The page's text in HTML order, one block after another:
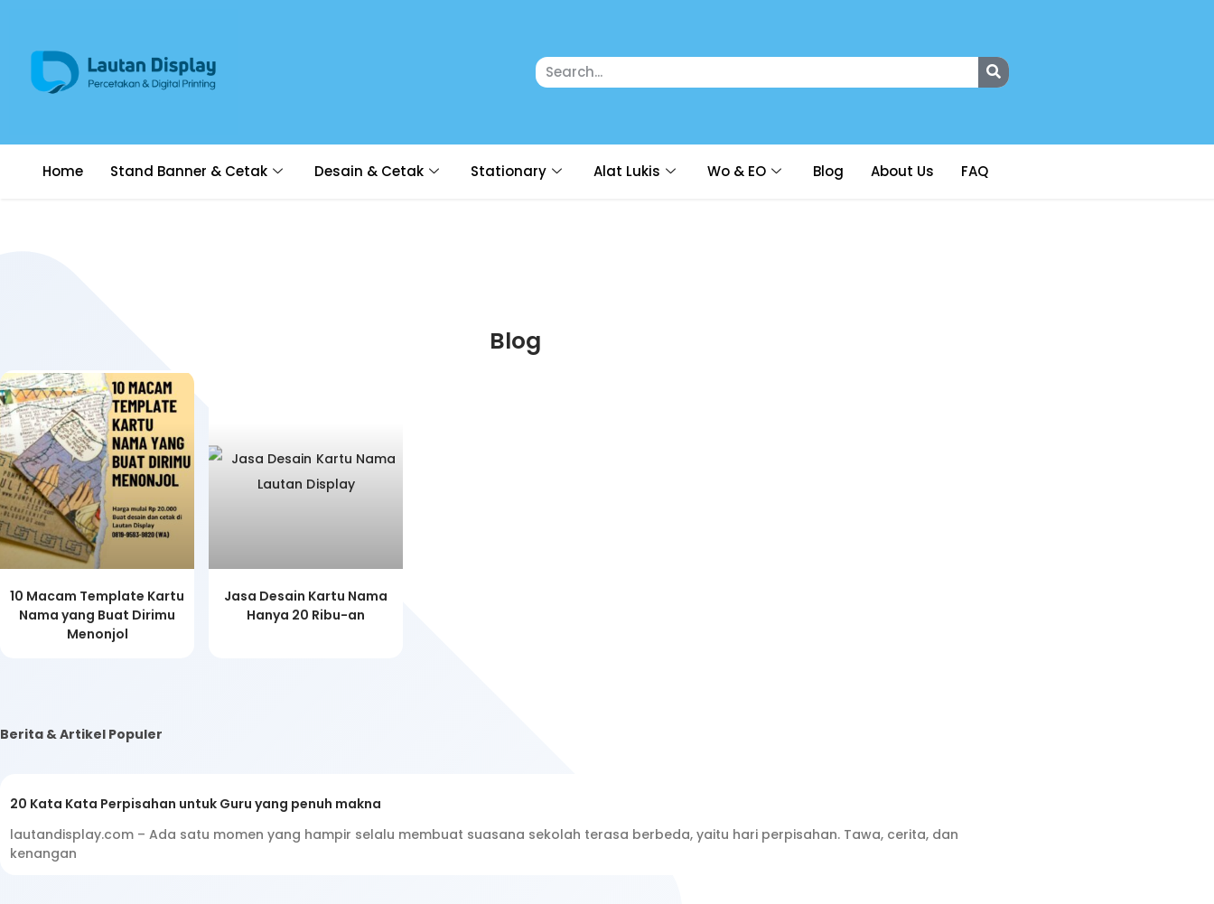
Home Stand Banner & Cetak Desain & Cetak Stationary Alat Lukis Wo & EO Blog About Us FAQ
Blog
10 Macam Template Kartu
Nama yang Buat Dirimu
Menonjol
Jasa Desain Kartu Nama
Hanya 20 Ribu-an
Berita & Artikel Populer
20 Kata Kata Perpisahan untuk Guru yang penuh makna
lautandisplay.com – Ada satu momen yang hampir selalu membuat suasana sekolah terasa berbeda, yaitu hari perpisahan. Tawa, cerita, dan
kenangan